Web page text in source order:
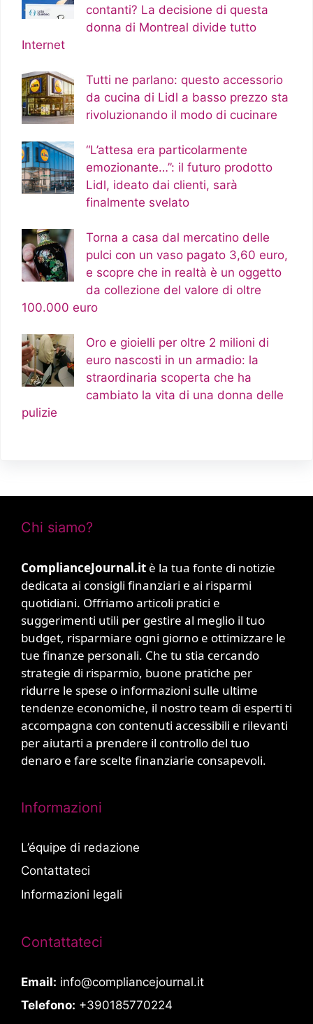
contanti? La decisione di questa
donna di Montreal divide tutto
Internet
Tutti ne parlano: questo accessorio
da cucina di Lidl a basso prezzo sta
rivoluzionando il modo di cucinare
“L’attesa era particolarmente
emozionante…”: il futuro prodotto
Lidl, ideato dai clienti, sarà
finalmente svelato
Torna a casa dal mercatino delle
pulci con un vaso pagato 3,60 euro,
e scopre che in realtà è un oggetto
da collezione del valore di oltre
100.000 euro
Oro e gioielli per oltre 2 milioni di
euro nascosti in un armadio: la
straordinaria scoperta che ha
cambiato la vita di una donna delle
pulizie
Chi siamo?
ComplianceJournal.it è la tua fonte di notizie
dedicata ai consigli finanziari e ai risparmi
quotidiani. Offriamo articoli pratici e
suggerimenti utili per gestire al meglio il tuo
budget, risparmiare ogni giorno e ottimizzare le
tue finanze personali. Che tu stia cercando
strategie di risparmio, buone pratiche per
ridurre le spese o informazioni sulle ultime
tendenze economiche, il nostro team di esperti ti
accompagna con contenuti accessibili e rilevanti
per aiutarti a prendere il controllo del tuo
denaro e fare scelte finanziarie consapevoli.
Informazioni
L’équipe di redazione
Contattateci
Informazioni legali
Contattateci
Email: info@compliancejournal.it
Telefono: +390185770224